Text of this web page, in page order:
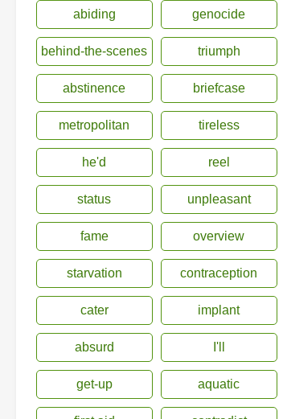
abiding genocide
behind-the-scenes triumph
abstinence briefcase
metropolitan tireless
he'd reel
status unpleasant
fame overview
starvation contraception
cater implant
absurd I'll
get-up aquatic